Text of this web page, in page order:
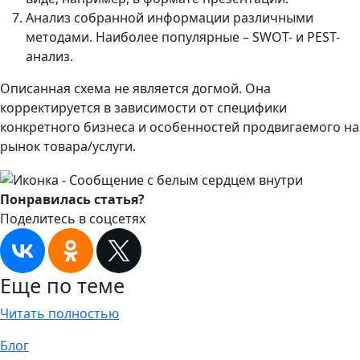
Анализ собранной информации различными
методами. Наиболее популярные – SWOT- и PEST-
анализ.
Описанная схема не является догмой. Она
корректируется в зависимости от специфики
конкретного бизнеса и особенностей продвигаемого на
рынок товара/услуги.
Понравилась статья?
Поделитесь в соцсетях
Еще по теме
Читать полностью
Блог